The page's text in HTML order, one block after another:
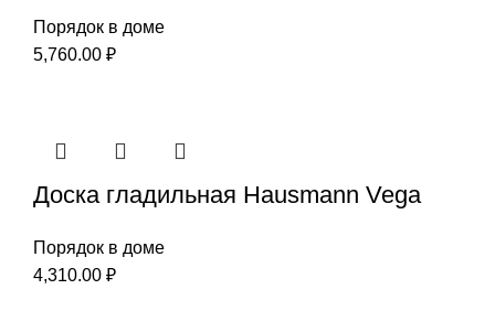
Порядок в доме
5,760.00 ₽
Доска гладильная Hausmann Vega
Порядок в доме
4,310.00 ₽